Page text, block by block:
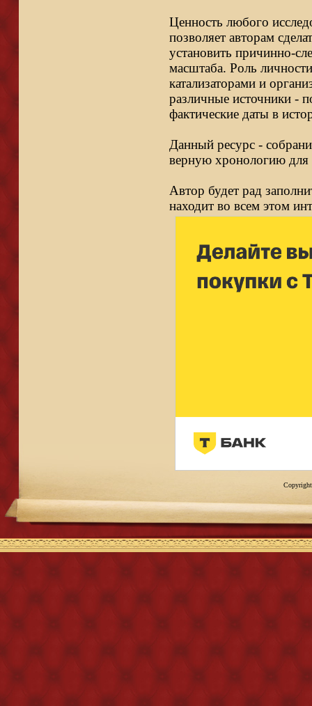
Ценность любого
позволяет авторам
установить причинно-
масштаба. Роль
катализаторами и
различные источники -
фактические даты в
Данный ресурс -
верную хронологию для
Автор будет рад
находит во всем этом
Copyright